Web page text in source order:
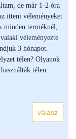
de már 1-2 óra
itteni véleményeket
minden terméknél,
véleményezte
3 hónapot.
télen? Olyanok
télen.